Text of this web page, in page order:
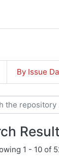
By Issue
1 - 10 of